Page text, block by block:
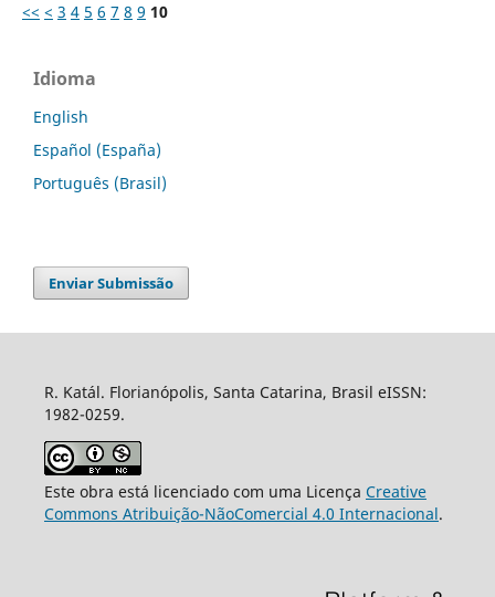
<< < 3 4 5 6 7 8 9 10
Idioma
English
Español (España)
Português (Brasil)
Enviar Submissão
R. Katál. Florianópolis, Santa Catarina, Brasil eISSN:
1982-0259.
Este obra está licenciado com uma Licença Creative
Commons Atribuição-NãoComercial 4.0 Internacional.